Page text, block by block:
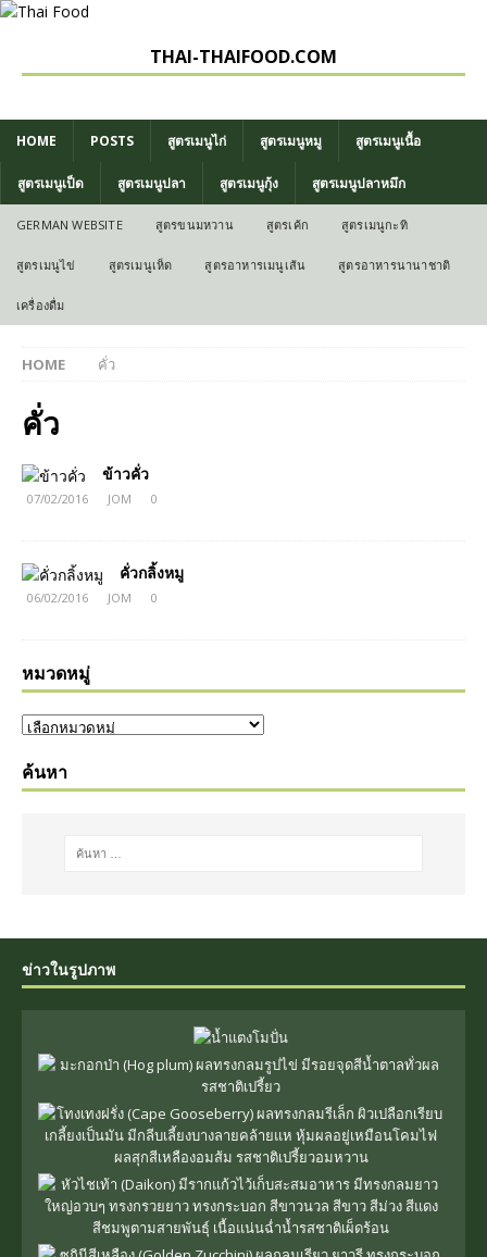
THAI-THAIFOOD.COM
HOME POSTS สูตรเมนูไก่ สูตรเมนูหมู สูตรเมนูเนื้อ
สูตรเมนูเป็ด สูตรเมนูปลา สูตรเมนูกุ้ง สูตรเมนูปลาหมึก
GERMAN WEBSITE สูตรขนมหวาน สูตรเค้ก สูตรเมนูกะทิ
สูตรเมนูไข่ สูตรเมนูเห็ด สูตรอาหารเมนูเส้น สูตรอาหารนานาชาติ
เครื่องดื่ม
HOME คั่ว
คั่ว
ข้าวคั่ว
07/02/2016 JOM 0
คั่วกลิ้งหมู
06/02/2016 JOM 0
หมวดหมู่
ค้นหา
ข่าวในรูปภาพ